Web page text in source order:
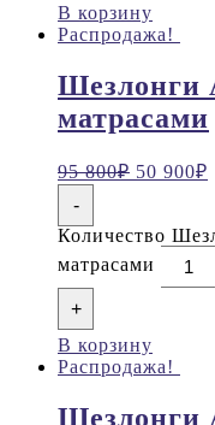
В корзину
Распродажа!
Шезлонги
матрасами
95 800₽ 50 900₽
-
Количество
матрасами
+
В корзину
Распродажа!
Шезлонги